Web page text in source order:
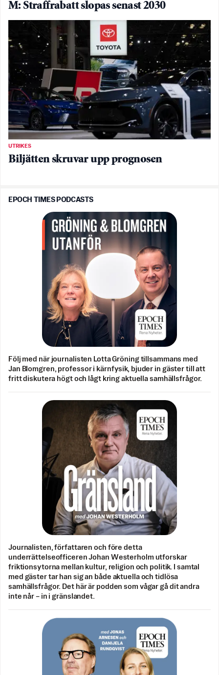
M: Straffrabatt slopas senast 2030
UTRIKES
Biljätten skruvar upp prognosen
EPOCH TIMES PODCASTS
Följ med när journalisten Lotta Gröning tillsammans med
Jan Blomgren, professor i kärnfysik, bjuder in gäster till att
fritt diskutera högt och lågt kring aktuella samhällsfrågor.
Journalisten, författaren och före detta
underrättelseofficeren Johan Westerholm utforskar
friktionsytorna mellan kultur, religion och politik. I samtal
med gäster tar han sig an både aktuella och tidlösa
samhällsfrågor. Det här är podden som vågar gå dit andra
inte når – in i gränslandet.